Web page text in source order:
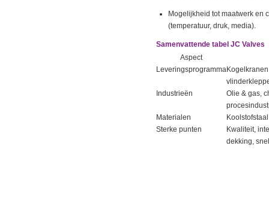
Mogelijkheid tot maatwerk en
(temperatuur, druk, media).
Samenvattende tabel JC Valves
Aspect
Leveringsprogramma
Industrieën
Olie & gas,
Materialen
Sterke punten
Kwaliteit,
dekking,